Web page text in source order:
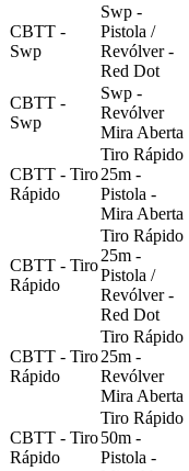
CBTT -
Swp
Swp -
Pistola /
Revólver -
Red Dot
CBTT -
Swp
Swp -
Revólver
Mira Aberta
CBTT - Tiro
Rápido
Tiro Rápido
25m -
Pistola -
Mira Aberta
CBTT - Tiro
Rápido
Tiro Rápido
25m -
Pistola /
Revólver -
Red Dot
CBTT - Tiro
Rápido
Tiro Rápido
25m -
Revólver
Mira Aberta
CBTT - Tiro
Rápido
Tiro Rápido
50m -
Pistola -